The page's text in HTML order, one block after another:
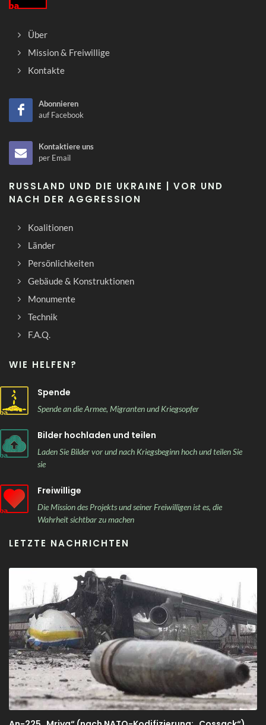
Über
Mission & Freiwillige
Kontakte
Abonnieren
auf Facebook
Kontaktiere uns
per Email
RUSSLAND UND DIE UKRAINE | VOR UND
NACH DER AGGRESSION
Koalitionen
Länder
Persönlichkeiten
Gebäude & Konstruktionen
Monumente
Technik
F.A.Q.
WIE HELFEN?
Spende
Spende an die Armee, Migranten und Kriegsopfer
Bilder hochladen und teilen
Laden Sie Bilder vor und nach Kriegsbeginn hoch und teilen Sie
sie
Freiwillige
Die Mission des Projekts und seiner Freiwilligen ist es, die
Wahrheit sichtbar zu machen
LETZTE NACHRICHTEN